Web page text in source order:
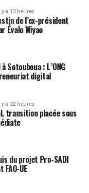
y a 13 heures
de l’ex-président
Évalo Wiyao
: L’ONG
digital
y a 22 heures
transition placée sous
du projet Pro-SADI
UE